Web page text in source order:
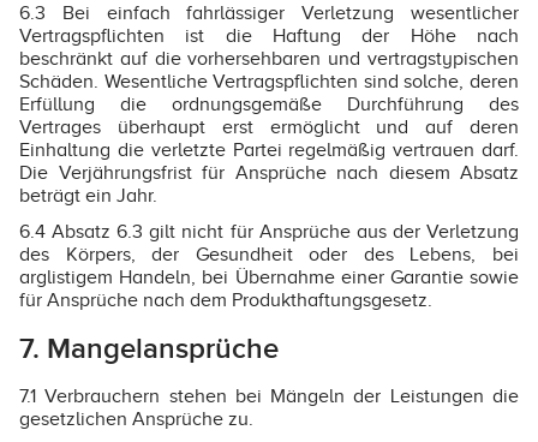
6.3 Bei einfach fahrlässiger Verletzung wesentlicher
Vertragspflichten ist die Haftung der Höhe nach
beschränkt auf die vorhersehbaren und vertragstypischen
Schäden. Wesentliche Vertragspflichten sind solche, deren
Erfüllung die ordnungsgemäße Durchführung des
Vertrages überhaupt erst ermöglicht und auf deren
Einhaltung die verletzte Partei regelmäßig vertrauen darf.
Die Verjährungsfrist für Ansprüche nach diesem Absatz
beträgt ein Jahr.
6.4 Absatz 6.3 gilt nicht für Ansprüche aus der Verletzung
des Körpers, der Gesundheit oder des Lebens, bei
arglistigem Handeln, bei Übernahme einer Garantie sowie
für Ansprüche nach dem Produkthaftungsgesetz.
7. Mangelansprüche
7.1 Verbrauchern stehen bei Mängeln der Leistungen die
gesetzlichen Ansprüche zu.